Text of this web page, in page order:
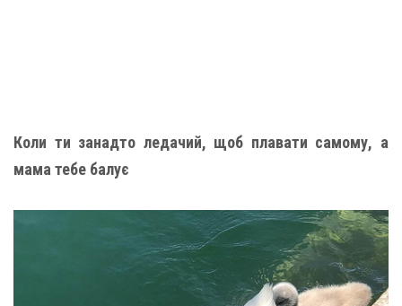
Коли ти занадто ледачий, щоб плавати самому, а
мама тебе балує